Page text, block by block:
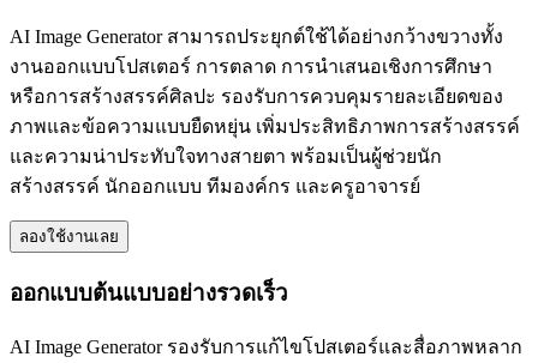
AI Image Generator สามารถประยุกต์ใช้ได้อย่างกว้างขวางทั้ง
งานออกแบบโปสเตอร์ การตลาด การนำเสนอเชิงการศึกษา
หรือการสร้างสรรค์ศิลปะ รองรับการควบคุมรายละเอียดของ
ภาพและข้อความแบบยืดหยุ่น เพิ่มประสิทธิภาพการสร้างสรรค์
และความน่าประทับใจทางสายตา พร้อมเป็นผู้ช่วยนัก
สร้างสรรค์ นักออกแบบ ทีมองค์กร และครูอาจารย์
ลองใช้งานเลย
ออกแบบต้นแบบอย่างรวดเร็ว
AI Image Generator รองรับการแก้ไขโปสเตอร์และสื่อภาพหลาก